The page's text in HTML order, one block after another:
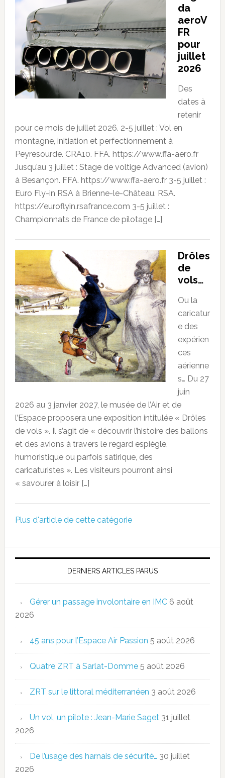
da
aeroV
FR
pour
juillet
2026
Des
dates à
retenir
pour ce mois de juillet 2026. 2-5 juillet : Vol en
montagne, initiation et perfectionnement à
Peyresourde. CRA10. FFA. https://www.ffa-aero.fr
Jusqu’au 3 juillet : Stage de voltige Advanced (avion)
à Besançon. FFA. https://www.ffa-aero.fr 3-5 juillet :
Euro Fly-in RSA à Brienne-le-Château. RSA.
https://euroflyin.rsafrance.com 3-5 juillet :
Championnats de France de pilotage […]
Drôles
de
vols…
Ou la
caricatur
e des
expérien
ces
aérienne
s… Du 27
juin
2026 au 3 janvier 2027, le musée de l’Air et de
l’Espace proposera une exposition intitulée « Drôles
de vols ». Il s’agit de « découvrir l’histoire des ballons
et des avions à travers le regard espiègle,
humoristique ou parfois satirique, des
caricaturistes ». Les visiteurs pourront ainsi
« savourer à loisir […]
Plus d'article de cette catégorie
DERNIERS ARTICLES PARUS
Gérer un passage involontaire en IMC 6 août
2026
45 ans pour l’Espace Air Passion 5 août 2026
Quatre ZRT à Sarlat-Domme 5 août 2026
ZRT sur le littoral méditerranéen 3 août 2026
Un vol, un pilote : Jean-Marie Saget 31 juillet
2026
De l’usage des harnais de sécurité… 30 juillet
2026